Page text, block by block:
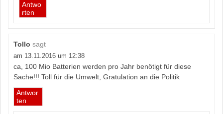
Antwo
rten
Tollo sagt
am 13.11.2016 um 12:38
ca, 100 Mio Batterien werden pro Jahr benötigt für diese
Sache!!! Toll für die Umwelt, Gratulation an die Politik
Antwor
ten